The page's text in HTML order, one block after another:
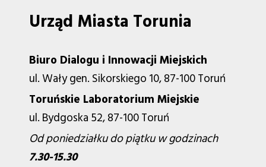
Urząd Miasta Torunia
Biuro Dialogu i Innowacji Miejskich
ul. Wały gen. Sikorskiego 10, 87-100 Toruń
Toruńskie Laboratorium Miejskie
ul. Bydgoska 52, 87-100 Toruń
Od poniedziałku do piątku w godzinach
7.30-15.30